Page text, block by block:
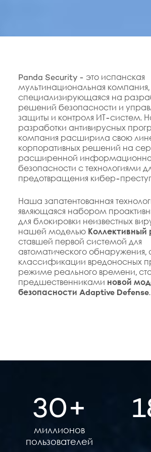
Panda Security - это испанская
мультинациональная компания,
специализирующаяся на
решений безопасности и
защиты и контроля ИТ-систем.
разработки антивирусных
компания расширила свою
корпоративных решений на
расширенной
безопасности с технологиями
предотвращения кибер-
Наша запатентованная
являющаяся набором
для блокировки неизвестных
нашей моделью Коллективный
ставшей первой системой для
автоматического обнаружения,
классификации вредоносных
режиме реального времени,
предшественниками новой
безопасности Adaptive Defense.
30
миллионов
пользователей